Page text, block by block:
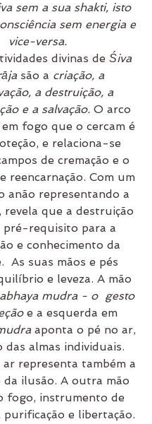
sem a sua shakti, isto
sem energia e
vice-versa.
divinas de Śiva
são a criação, a
a destruição, a
e a salvação. O arco
em fogo que o cercam é
e relaciona-se
de cremação e o
reencarnação. Com um
anão representando a
revela que a destruição
pré-requisito para a
e conhecimento da
As suas mãos e pés
e leveza. A mão
abhaya mudra - o  gesto
e a esquerda em
aponta o pé no ar,
almas individuais.
ar representa também a
da ilusão. A outra mão
fogo, instrumento de
purificação e libertação.